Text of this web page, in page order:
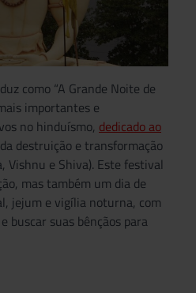
como “A Grande Noite de
importantes e
no hinduísmo, dedicado ao
destruição e transformação
e Shiva). Este festival
mas também um dia de
jejum e vigília noturna, com
buscar suas bênçãos para